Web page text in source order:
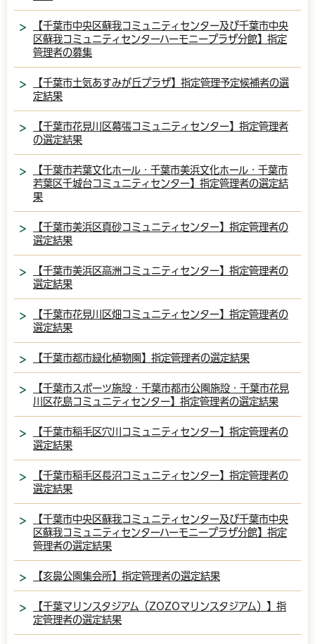
【千葉市中央区蘇我コミュニティセンター及び千葉市中央
区蘇我コミュニティセンターハーモニープラザ分館】指定
管理者の募集
【千葉市土気あすみが丘プラザ】指定管理予定候補者の選
定結果
【千葉市花見川区幕張コミュニティセンター】指定管理者
の選定結果
【千葉市若葉文化ホール・千葉市美浜文化ホール・千葉市
若葉区千城台コミュニティセンター】指定管理者の選定結
果
【千葉市美浜区真砂コミュニティセンター】指定管理者の
選定結果
【千葉市美浜区高洲コミュニティセンター】指定管理者の
選定結果
【千葉市花見川区畑コミュニティセンター】指定管理者の
選定結果
【千葉市都市緑化植物園】指定管理者の選定結果
【千葉市スポーツ施設・千葉市都市公園施設・千葉市花見
川区花島コミュニティセンター】指定管理者の選定結果
【千葉市稲毛区穴川コミュニティセンター】指定管理者の
選定結果
【千葉市稲毛区長沼コミュニティセンター】指定管理者の
選定結果
【千葉市中央区蘇我コミュニティセンター及び千葉市中央
区蘇我コミュニティセンターハーモニープラザ分館】指定
管理者の選定結果
【亥鼻公園集会所】指定管理者の選定結果
【千葉マリンスタジアム（ZOZOマリンスタジアム）】指
定管理者の選定結果